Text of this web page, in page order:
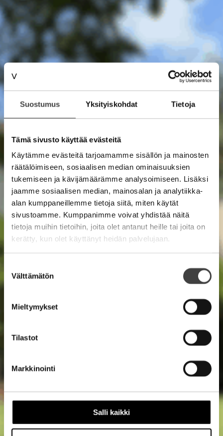
Suostumus Yksityiskohdat Tietoja
Tämä sivusto käyttää evästeitä
Käytämme evästeitä tarjoamamme sisällön ja mainosten
räätälöimiseen, sosiaalisen median ominaisuuksien
tukemiseen ja kävijämäärämme analysoimiseen. Lisäksi
jaamme sosiaalisen median, mainosalan ja analytiikka-
alan kumppaneillemme tietoja siitä, miten käytät
sivustoamme. Kumppanimme voivat yhdistää näitä
tietoja muihin tietoihin, joita olet antanut heille tai joita on
kerätty, kun olet käyttänyt heidän palvelujaan.
valinta
Välttämätön
Mieltymykset
Tilastot
Markkinointi
Salli kaikki